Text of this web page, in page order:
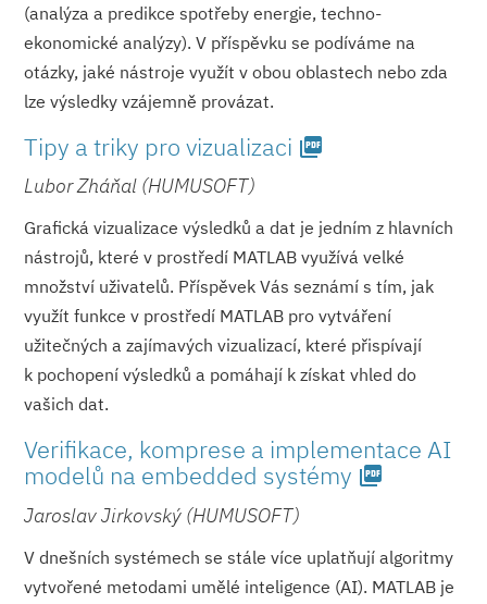
(analýza a predikce spotřeby energie, techno-
ekonomické analýzy). V příspěvku se podíváme na
otázky, jaké nástroje využít v obou oblastech nebo zda
lze výsledky vzájemně provázat.
Tipy a triky pro vizualizaci picture_as_pdf
Lubor Zháňal (HUMUSOFT)
Grafická vizualizace výsledků a dat je jedním z hlavních
nástrojů, které v prostředí MATLAB využívá velké
množství uživatelů. Příspěvek Vás seznámí s tím, jak
využít funkce v prostředí MATLAB pro vytváření
užitečných a zajímavých vizualizací, které přispívají
k pochopení výsledků a pomáhají k získat vhled do
vašich dat.
Verifikace, komprese a implementace AI
modelů na embedded systémy picture_as_pdf
Jaroslav Jirkovský (HUMUSOFT)
V dnešních systémech se stále více uplatňují algoritmy
vytvořené metodami umělé inteligence (AI). MATLAB je